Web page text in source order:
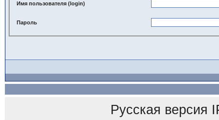
Имя пользователя (login)
Пароль
Русская версия